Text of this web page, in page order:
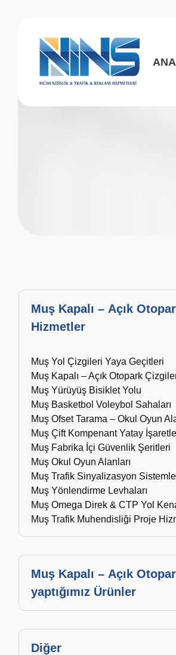
Muş Kapalı – Açık
Hizmetler
Muş Yol Çizgileri Yaya Geçitleri
Muş Kapalı – Açık Otopark
Muş Yürüyüş Bisiklet Yolu
Muş Basketbol Voleybol Sahaları
Muş Ofset Tarama – Okul Oyun
Muş Çift Kompenant Yatay
Muş Fabrika İçi Güvenlik Şeritleri
Muş Okul Oyun Alanları
Muş Trafik Sinyalizasyon
Muş Yönlendirme Levhaları
Muş Omega Direk & CTP Yol
Muş Trafik Muhendisliği Proje
Muş Kapalı – Açık
yaptığımız Ürünler
Diğer